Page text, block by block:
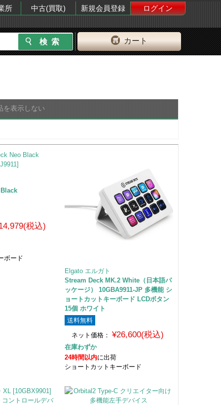
所 中古(買取) 新規会員登録
ログイン
カート
を表示しない
税込)
ボード
Elgato エルガト
Stream Deck MK.2 White（日本語パ
ッケージ） 10GBA9911-JP 多機能 シ
ョートカットキーボード LCDボタン
15個 ホワイト
送料無料
ネット価格： ¥26,600(税込)
在庫わずか
24時間以内に出荷
ショートカットキーボード